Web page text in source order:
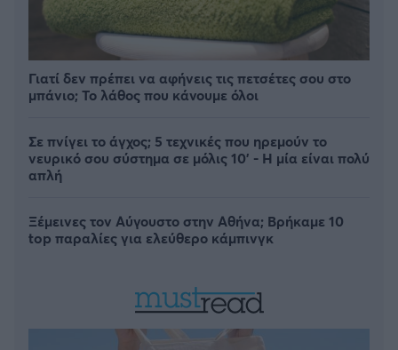
Γιατί δεν πρέπει να αφήνεις τις πετσέτες σου στο
μπάνιο; Το λάθος που κάνουμε όλοι
Σε πνίγει το άγχος; 5 τεχνικές που ηρεμούν το
νευρικό σου σύστημα σε μόλις 10' - Η μία είναι πολύ
απλή
Ξέμεινες τον Αύγουστο στην Αθήνα; Βρήκαμε 10
top παραλίες για ελεύθερο κάμπινγκ